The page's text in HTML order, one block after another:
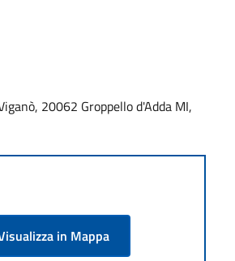
20062 Groppello d'Adda MI,
in Mappa